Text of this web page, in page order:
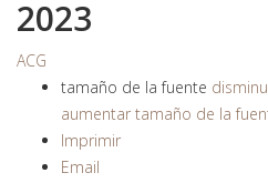
2023
ACG
tamaño de la fuente
aumentar tamaño de la
Imprimir
Email